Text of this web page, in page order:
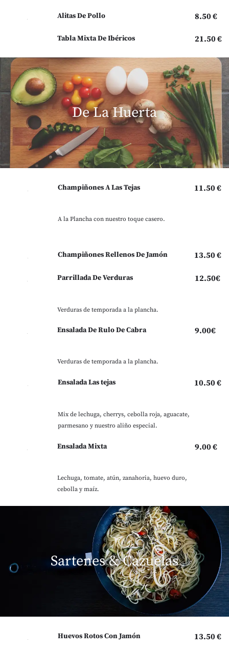
Alitas De Pollo 8.50 €
Tabla Mixta De Ibéricos 21.50 €
De La Huerta
Champiñones A Las Tejas
A la Plancha con nuestro toque casero.
11.50 €
Champiñones Rellenos De Jamón 13.50 €
Parrillada De Verduras
Verduras de temporada a la plancha.
12.50€
Ensalada De Rulo De Cabra
Verduras de temporada a la plancha.
9.00€
Ensalada Las tejas
Mix de lechuga, cherrys, cebolla roja, aguacate,
parmesano y nuestro aliño especial.
10.50 €
Ensalada Mixta
Lechuga, tomate, atún, zanahoria, huevo duro,
cebolla y maíz.
9.00 €
Sartenes & Cazuelas
Huevos Rotos Con Jamón 13.50 €